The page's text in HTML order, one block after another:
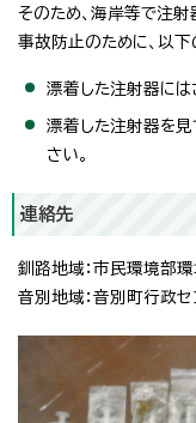
そのため、海岸等で注射
事故防止のために、以下
漂着した注射器には
漂着した注射器を見
さい。
連絡先
釧路地域：市民環境部
音別地域：音別町行政